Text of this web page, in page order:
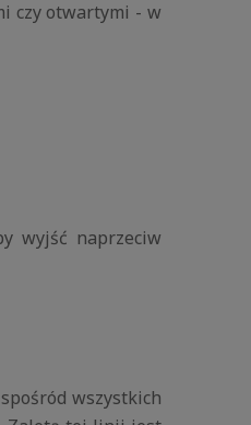
czy otwartymi - w
wyjść naprzeciw
wszystkich